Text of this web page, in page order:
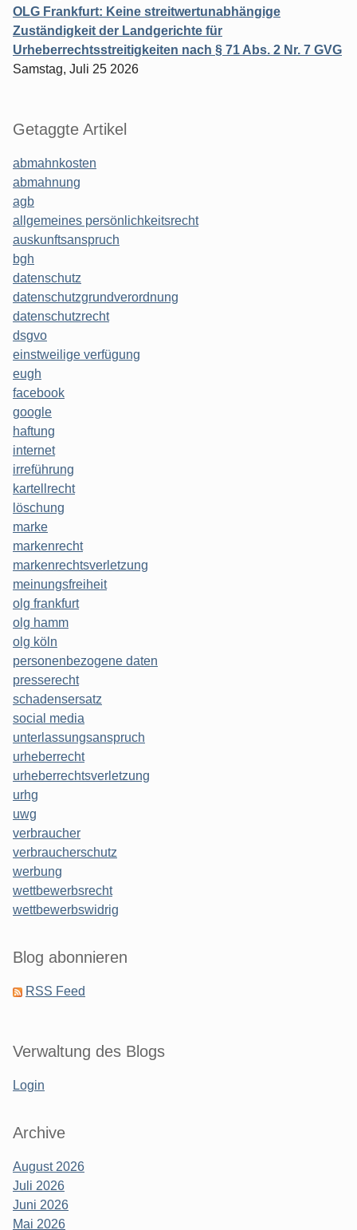
OLG Frankfurt: Keine streitwertunabhängige
Zuständigkeit der Landgerichte für
Urheberrechtsstreitigkeiten nach § 71 Abs. 2 Nr. 7 GVG
Samstag, Juli 25 2026
Getaggte Artikel
abmahnkosten
abmahnung
agb
allgemeines persönlichkeitsrecht
auskunftsanspruch
bgh
datenschutz
datenschutzgrundverordnung
datenschutzrecht
dsgvo
einstweilige verfügung
eugh
facebook
google
haftung
internet
irreführung
kartellrecht
löschung
marke
markenrecht
markenrechtsverletzung
meinungsfreiheit
olg frankfurt
olg hamm
olg köln
personenbezogene daten
presserecht
schadensersatz
social media
unterlassungsanspruch
urheberrecht
urheberrechtsverletzung
urhg
uwg
verbraucher
verbraucherschutz
werbung
wettbewerbsrecht
wettbewerbswidrig
Blog abonnieren
RSS Feed
Verwaltung des Blogs
Login
Archive
August 2026
Juli 2026
Juni 2026
Mai 2026